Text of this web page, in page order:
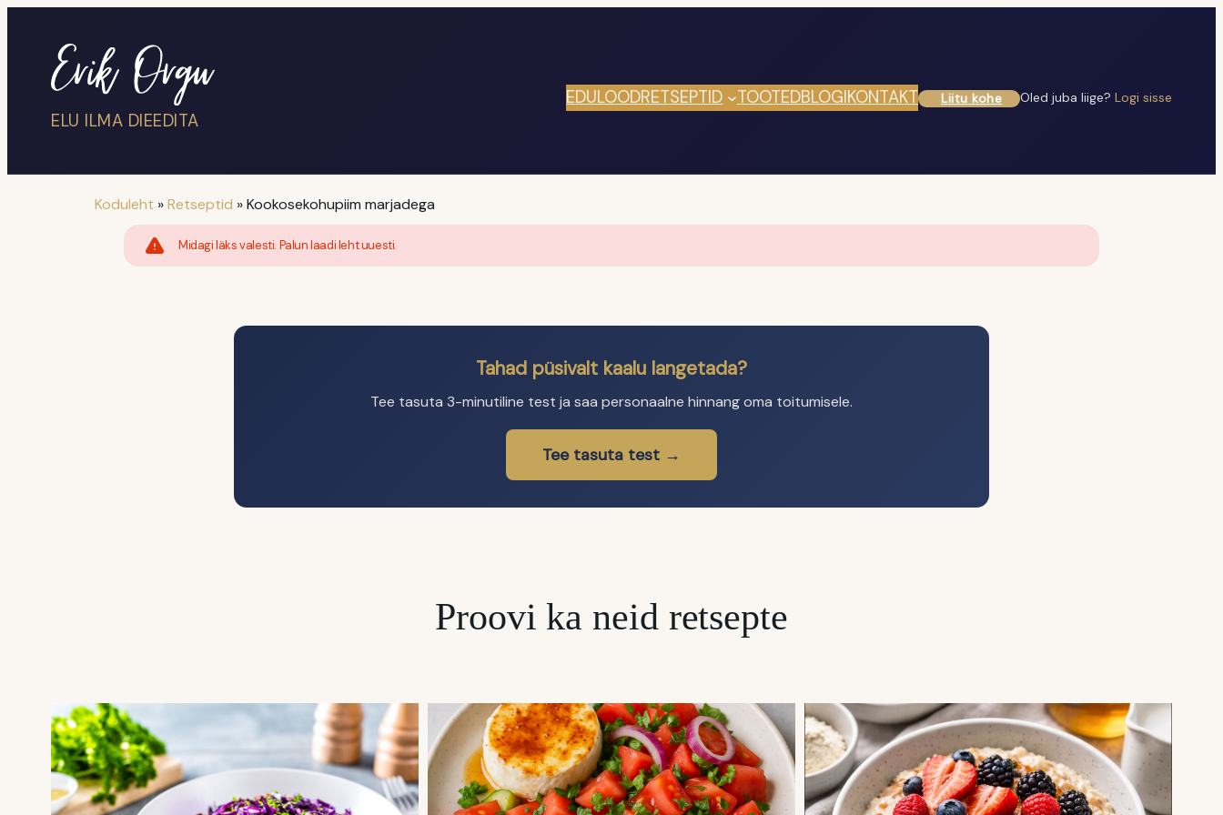
ELU ILMA DIEEDITA
EDULOODRETSEPTID TOOTEDBLOGIKONTAKT Oled juba liige? Logi sisse
Koduleht »Retseptid »Kookosekohupiim marjadega
Midagi läks valesti. Palun laadi leht uuesti.
Tahad püsivalt kaalu langetada?
Tee tasuta 3-minutiline test ja saa personaalne hinnang oma toitumisele.
Tee tasuta test →
Proovi ka neid retsepte